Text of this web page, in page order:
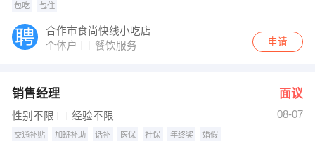
包吃 包住
合作市食尚快线小吃店
个体户
餐饮服务 申请
销售经理 面议
性别不限 经验不限 08-07
交通补贴 加班补助 话补 医保 社保 年终奖 婚假